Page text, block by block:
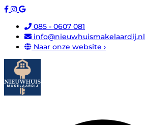
085 - 0607 081
info@nieuwhuismakelaardij.nl
Naar onze website ›